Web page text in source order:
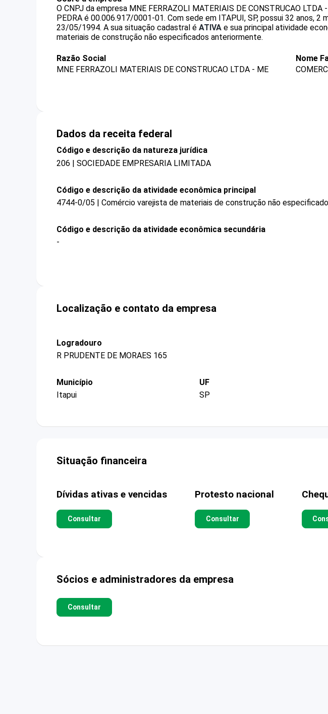
O CNPJ da empresa MNE FERRAZOLI MATERIAIS DE CONSTRUCAO LTDA
PEDRA é 00.006.917/0001-01. Com sede em ITAPUI, SP, possui 32 anos, 2
23/05/1994. A sua situação cadastral é ATIVA e sua principal atividade
materiais de construção não especificados anteriormente.
Razão Social
MNE FERRAZOLI MATERIAIS DE CONSTRUCAO LTDA - ME
Nome
Dados da receita federal
Código e descrição da natureza jurídica
206 | SOCIEDADE EMPRESARIA LIMITADA
Código e descrição da atividade econômica principal
4744-0/05 | Comércio varejista de materiais de construção não
Código e descrição da atividade econômica secundária
-
Localização e contato da empresa
Logradouro
R PRUDENTE DE MORAES 165
Município
Itapui
UF
SP
Situação financeira
Dívidas ativas e vencidas
Consultar
Protesto nacional
Consultar
Sócios e administradores da empresa
Consultar